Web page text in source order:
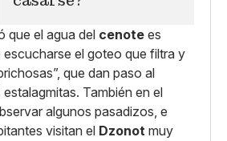
que el agua del cenote es
escucharse el goteo que filtra y
que dan paso al
También en el
algunos pasadizos, e
visitan el Dzonot muy